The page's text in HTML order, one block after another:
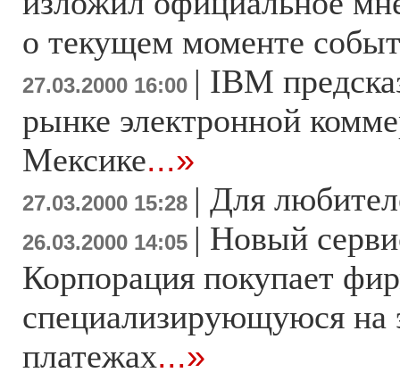
о текущем моменте
27.03.2000 16:00 | IBM
рынке электронной
Мексике...»
27.03.2000 15:28 | Для
26.03.2000 14:05 | Новый
Корпорация покупает
специализирующуюся на
платежах...»